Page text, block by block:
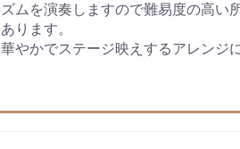
ズムを演奏しますので難易度の高い
あります。
華やかでステージ映えするアレンジ